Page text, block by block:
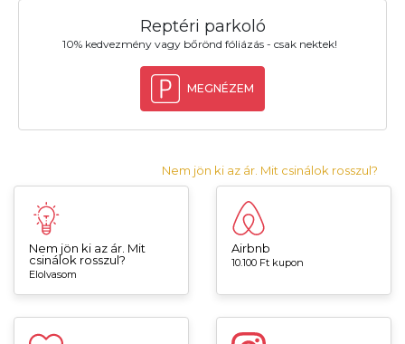
Reptéri parkoló
10% kedvezmény vagy bőrönd fóliázás - csak nektek!
MEGNÉZEM
Nem jön ki az ár. Mit csinálok rosszul?
Nem jön ki az ár. Mit
csinálok rosszul?
Elolvasom
Airbnb
10.100 Ft kupon